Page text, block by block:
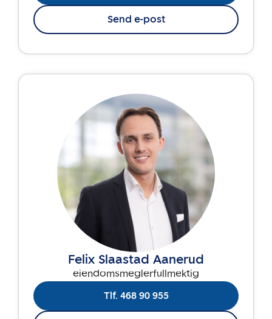
Send e-post
Felix Slaastad Aanerud
eiendomsmeglerfullmektig
Tlf. 468 90 955